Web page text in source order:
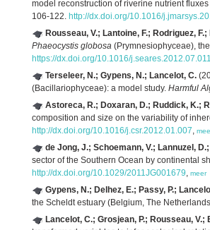
model reconstruction of riverine nutrient
106-122. http://dx.doi.org/10.1016/
Rousseau, V.; Lantoine, F.; Rodriguez,
Phaeocystis globosa (Prymnesiophyceae),
https://dx.doi.org/10.1016/j.seares.2012.07.011
Terseleer, N.; Gypens, N.; Lancelot, C.
(Bacillariophyceae): a model study. Harmful
Astoreca, R.; Doxaran, D.; Ruddick, K.;
composition and size on the variability of
http://dx.doi.org/10.1016/j.csr.2012.01.007,
de Jong, J.; Schoemann, V.; Lannuzel,
sector of the Southern Ocean by continental
http://dx.doi.org/10.1029/2011JG001679, meer
Gypens, N.; Delhez, E.; Passy, P.;
the Scheldt estuary (Belgium, The
Lancelot, C.; Grosjean, P.; Rousseau, V.;